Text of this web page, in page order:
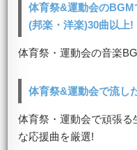
体育祭&運動会の
(邦楽・洋楽)30曲以上!
体育祭・運動会の音楽
体育祭&運動会で流し
体育祭・運動会で頑張る
な応援曲を厳選!